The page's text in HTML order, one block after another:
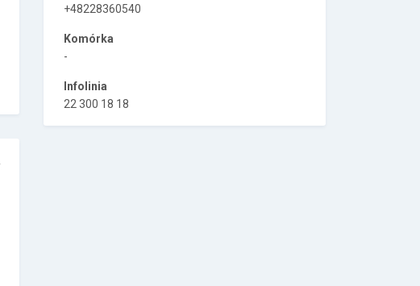
+48228360540
Komórka
-
Infolinia
22 300 18 18